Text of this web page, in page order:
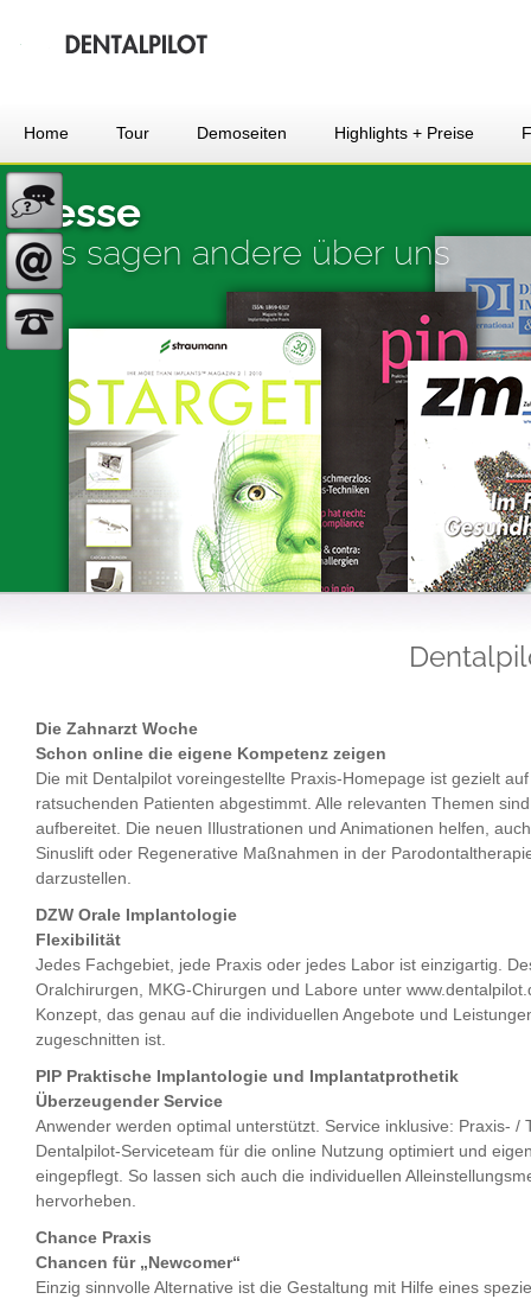
Home Tour Demoseiten Highlights + Preise
Presse
Was sagen andere über uns
Die Zahnarzt Woche
Schon online die eigene Kompetenz zeigen
Die mit Dentalpilot voreingestellte Praxis-Homepage ist gezielt
ratsuchenden Patienten abgestimmt. Alle relevanten Themen
aufbereitet. Die neuen Illustrationen und Animationen helfen,
Sinuslift oder Regenerative Maßnahmen in der
darzustellen.
DZW Orale Implantologie
Flexibilität
Jedes Fachgebiet, jede Praxis oder jedes Labor ist einzigartig.
Oralchirurgen, MKG-Chirurgen und Labore unter
Konzept, das genau auf die individuellen Angebote und
zugeschnitten ist.
PIP Praktische Implantologie und Implantatprothetik
Überzeugender Service
Anwender werden optimal unterstützt. Service inklusive: Praxis- /
Dentalpilot-Serviceteam für die online Nutzung optimiert und
eingepflegt. So lassen sich auch die individuellen
hervorheben.
Chance Praxis
Chancen für „Newcomer“
Einzig sinnvolle Alternative ist die Gestaltung mit Hilfe eines